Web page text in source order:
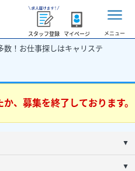
スタッフ登録 マイページ メニュー
数！お仕事探しはキャリステ
、募集を終了しております。
▼
▼